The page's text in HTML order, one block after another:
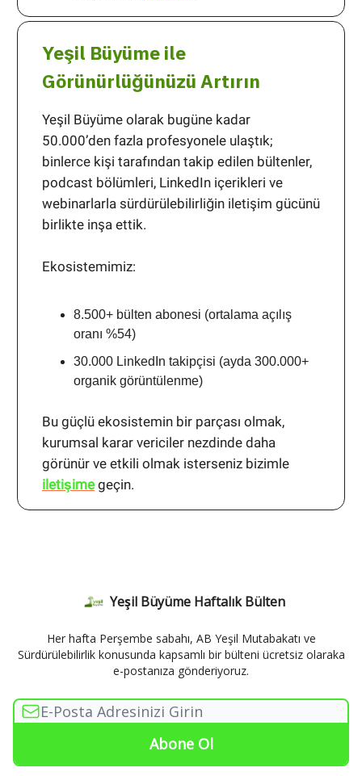
Yeşil Büyüme ile
Görünürlüğünüzü Artırın
Yeşil Büyüme olarak bugüne kadar
50.000’den fazla profesyonele ulaştık;
binlerce kişi tarafından takip edilen bültenler,
podcast bölümleri, LinkedIn içerikleri ve
webinarlarla sürdürülebilirliğin iletişim gücünü
birlikte inşa ettik.
Ekosistemimiz:
8.500+ bülten abonesi (ortalama açılış
oranı %54)
30.000 LinkedIn takipçisi (ayda 300.000+
organik görüntülenme)
Bu güçlü ekosistemin bir parçası olmak,
kurumsal karar vericiler nezdinde daha
görünür ve etkili olmak isterseniz bizimle
iletişime geçin.
Yeşil Büyüme Haftalık Bülten
Her hafta Perşembe sabahı, AB Yeşil Mutabakatı ve
Sürdürülebilirlik konusunda kapsamlı bir bülteni ücretsiz olaraka
e-postanıza gönderiyoruz.